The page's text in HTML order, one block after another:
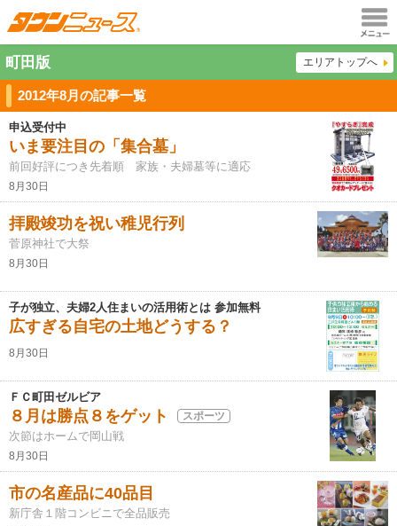
メニュ
ー
町田版 エリアトップへ
2012年8月の記事一覧
申込受付中
いま要注目の「集合墓」
前回好評につき先着順 家族・夫婦墓等に適応
8月30日
拝殿竣功を祝い稚児行列
菅原神社で大祭
8月30日
子が独立、夫婦2人住まいの活用術とは 参加無料
広すぎる自宅の土地どうする？
8月30日
ＦＣ町田ゼルビア
８月は勝点８をゲット スポーツ
次節はホームで岡山戦
8月30日
市の名産品に40品目
新庁舎１階コンビニで全品販売